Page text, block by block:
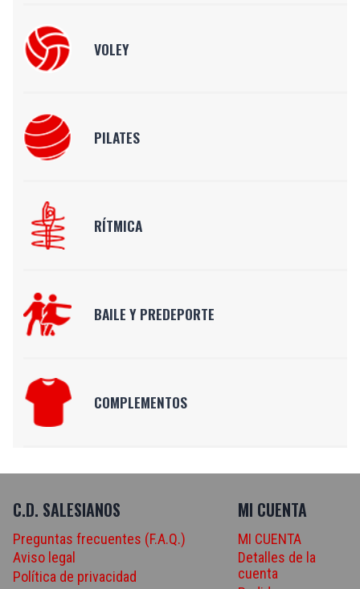
VOLEY
PILATES
RÍTMICA
BAILE Y PREDEPORTE
COMPLEMENTOS
C.D. SALESIANOS
Preguntas frecuentes (F.A.Q.)
Aviso legal
Política de privacidad
MI CUENTA
MI CUENTA
Detalles de la
cuenta